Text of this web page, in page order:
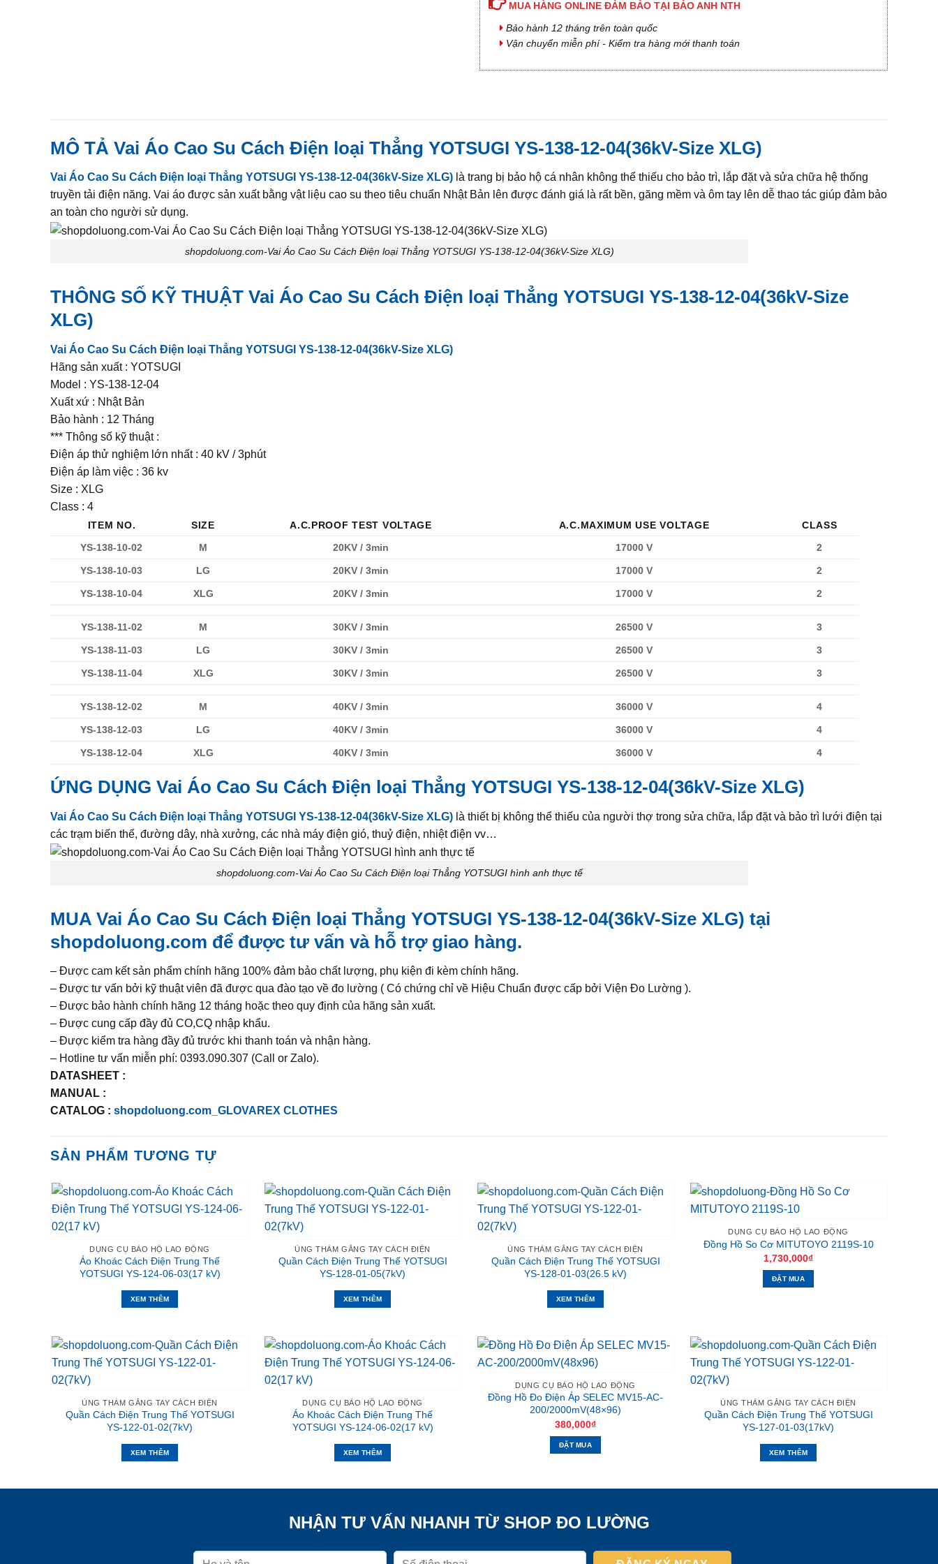
MUA HÀNG ONLINE ĐẢM BẢO TẠI BẢO ANH NTH
Bảo hành 12 tháng trên toàn quốc
Vận chuyển miễn phí - Kiểm tra hàng mới thanh toán
MÔ TẢ Vai Áo Cao Su Cách Điện loại Thẳng YOTSUGI YS-138-12-04(36kV-Size XLG)
Vai Áo Cao Su Cách Điện loại Thẳng YOTSUGI YS-138-12-04(36kV-Size XLG) là trang bị bảo hộ cá nhân không thể thiếu cho bảo trì, lắp đặt và sửa chữa hệ thống
truyền tải điện năng. Vai áo được sản xuất bằng vật liệu cao su theo tiêu chuẩn Nhật Bản lên được đánh giá là rất bền, găng mềm và ôm tay lên dễ thao tác giúp đảm bảo
an toàn cho người sử dụng.
shopdoluong.com-Vai Áo Cao Su Cách Điện loại Thẳng YOTSUGI YS-138-12-04(36kV-Size XLG)
THÔNG SỐ KỸ THUẬT Vai Áo Cao Su Cách Điện loại Thẳng YOTSUGI YS-138-12-04(36kV-Size
XLG)
Vai Áo Cao Su Cách Điện loại Thẳng YOTSUGI YS-138-12-04(36kV-Size XLG)
Hãng sản xuất : YOTSUGI
Model : YS-138-12-04
Xuất xứ : Nhật Bản
Bảo hành : 12 Tháng
*** Thông số kỹ thuật :
Điện áp thử nghiệm lớn nhất : 40 kV / 3phút
Điện áp làm việc : 36 kv
Size : XLG
Class : 4
ITEM NO. SIZE A.C.PROOF TEST VOLTAGE A.C.MAXIMUM USE VOLTAGE
CLASS
YS-138-10-02
M 20KV / 3min 17000 V 2
YS-138-10-03 LG 20KV / 3min 17000 V 2
YS-138-10-04 XLG 20KV / 3min 17000 V 2
YS-138-11-02 M 30KV / 3min 26500 V 3
YS-138-11-03 LG 30KV / 3min 26500 V 3
YS-138-11-04 XLG 30KV / 3min 26500 V 3
YS-138-12-02 M 40KV / 3min 36000 V 4
YS-138-12-03 LG 40KV / 3min 36000 V 4
YS-138-12-04 XLG 40KV / 3min 36000 V 4
ỨNG DỤNG Vai Áo Cao Su Cách Điện loại Thẳng YOTSUGI YS-138-12-04(36kV-Size XLG)
Vai Áo Cao Su Cách Điện loại Thẳng YOTSUGI YS-138-12-04(36kV-Size XLG) là thiết bị không thể thiếu của người thợ trong sửa chữa, lắp đặt và bảo trì lưới điện tại
các trạm biến thế, đường dây, nhà xưởng, các nhà máy điện gió, thuỷ điện, nhiệt điện vv…
shopdoluong.com-Vai Áo Cao Su Cách Điện loại Thẳng YOTSUGI hình anh thực tế
MUA Vai Áo Cao Su Cách Điện loại Thẳng YOTSUGI YS-138-12-04(36kV-Size XLG) tại
shopdoluong.com để được tư vấn và hỗ trợ giao hàng.
– Được cam kết sản phẩm chính hãng 100% đảm bảo chất lượng, phụ kiện đi kèm chính hãng.
– Được tư vấn bởi kỹ thuật viên đã được qua đào tạo về đo lường ( Có chứng chỉ về Hiệu Chuẩn được cấp bởi Viện Đo Lường ).
– Được bảo hành chính hãng 12 tháng hoặc theo quy định của hãng sản xuất.
– Được cung cấp đầy đủ CO,CQ nhập khẩu.
– Được kiểm tra hàng đầy đủ trước khi thanh toán và nhận hàng.
– Hotline tư vấn miễn phí: 0393.090.307 (Call or Zalo).
DATASHEET :
MANUAL :
CATALOG : shopdoluong.com_GLOVAREX CLOTHES
SẢN PHẨM TƯƠNG TỰ
DỤNG CỤ BẢO HỘ LAO ĐỘNG
Áo Khoác Cách Điện Trung Thế
YOTSUGI YS-124-06-03(17 kV)
XEM THÊM
ỦNG THẢM GĂNG TAY CÁCH ĐIỆN
Quần Cách Điện Trung Thế YOTSUGI
YS-128-01-05(7kV)
XEM THÊM
ỦNG THẢM GĂNG TAY CÁCH ĐIỆN
Quần Cách Điện Trung Thế YOTSUGI
YS-128-01-03(26.5 kV)
XEM THÊM
DỤNG CỤ BẢO HỘ LAO ĐỘNG
Đồng Hồ So Cơ MITUTOYO 2119S-10
1,730,000₫
ĐẶT MUA
ỦNG THẢM GĂNG TAY CÁCH ĐIỆN
Quần Cách Điện Trung Thế YOTSUGI
YS-122-01-02(7kV)
XEM THÊM
DỤNG CỤ BẢO HỘ LAO ĐỘNG
Áo Khoác Cách Điện Trung Thế
YOTSUGI YS-124-06-02(17 kV)
XEM THÊM
DỤNG CỤ BẢO HỘ LAO ĐỘNG
Đồng Hồ Đo Điện Áp SELEC MV15-AC-
200/2000mV(48×96)
380,000₫
ĐẶT MUA
ỦNG THẢM GĂNG TAY CÁCH ĐIỆN
Quần Cách Điện Trung Thế YOTSUGI
YS-127-01-03(17kV)
XEM THÊM
NHẬN TƯ VẤN NHANH TỪ SHOP ĐO LƯỜNG